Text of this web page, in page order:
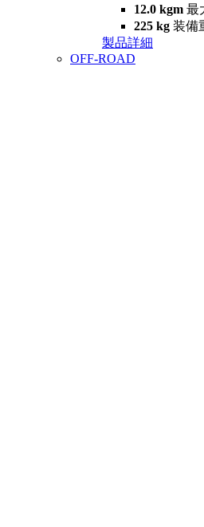
12.0 kgm 最
225 kg 装備
製品詳細
OFF-ROAD